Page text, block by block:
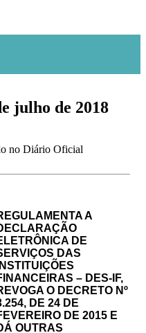
julho de 2018
no Diário Oficial
A
DE
DAS
INSTITUIÇÕES
– DES-IF,
O DECRETO Nº
DE 24 DE
DE 2015 E
OUTRAS